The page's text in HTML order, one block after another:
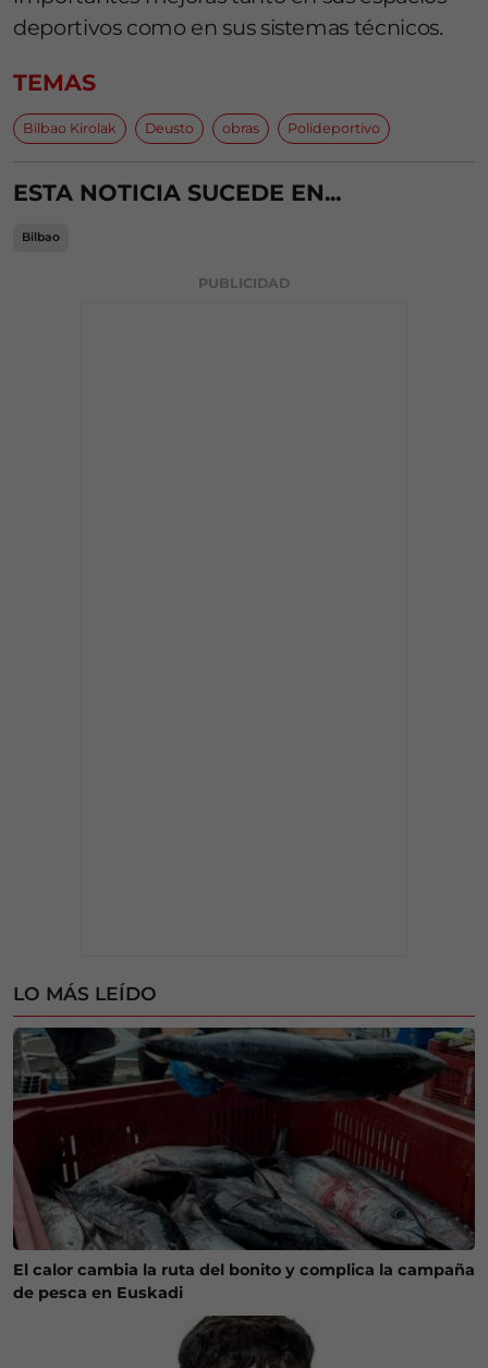
deportivos como en sus sistemas técnicos.
TEMAS
Bilbao Kirolak Deusto obras Polideportivo
ESTA NOTICIA SUCEDE EN...
Bilbao
PUBLICIDAD
LO MÁS LEÍDO
El calor cambia la ruta del bonito y complica la campaña
de pesca en Euskadi